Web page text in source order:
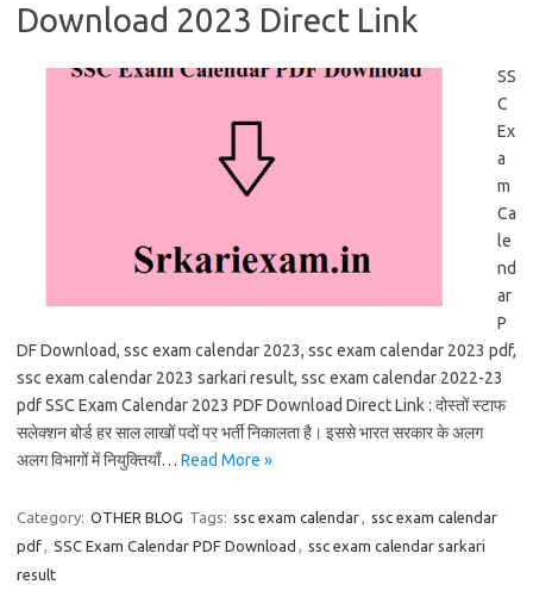
Download 2023 Direct Link
SS
C
Ex
a
m
Ca
le
nd
ar
P
DF Download, ssc exam calendar 2023, ssc exam calendar 2023 pdf,
ssc exam calendar 2023 sarkari result, ssc exam calendar 2022-23
pdf SSC Exam Calendar 2023 PDF Download Direct Link : दोस्तों स्टाफ
सलेक्शन बोर्ड हर साल लाखों पदों पर भर्ती निकालता है। इससे भारत सरकार के अलग
अलग विभागों में नियुक्तियाँ… Read More »
Category: OTHER BLOG Tags: ssc exam calendar, ssc exam calendar
pdf, SSC Exam Calendar PDF Download , ssc exam calendar sarkari
result